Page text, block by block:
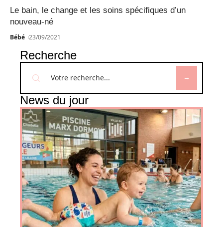
Le bain, le change et les soins spécifiques d’un
nouveau-né
Bébé 23/09/2021
Recherche
News du jour